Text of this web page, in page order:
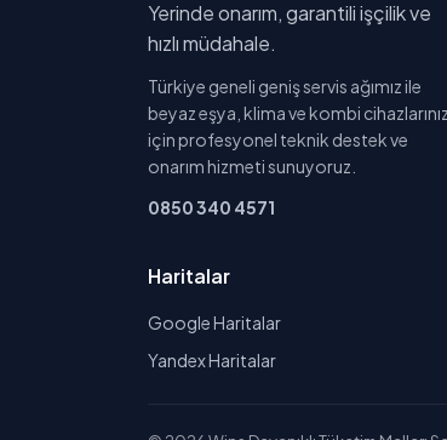
Yerinde onarım, garantili işçilik ve
hızlı müdahale.
Türkiye geneli geniş servis ağımız ile
beyaz eşya, klima ve kombi cihazlarınız
için profesyonel teknik destek ve
onarım hizmeti sunuyoruz.
0850 340 4571
Haritalar
Google Haritalar
Yandex Haritalar